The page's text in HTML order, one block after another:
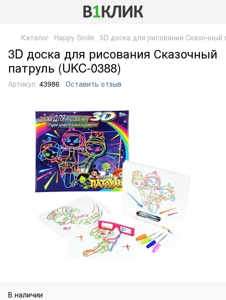
Каталог Happy Smile 3D доска для рисования Сказочный
3D доска для рисования Сказочный
патруль (UKC-0388)
Артикул: 43986 Оставить отзыв
В наличии